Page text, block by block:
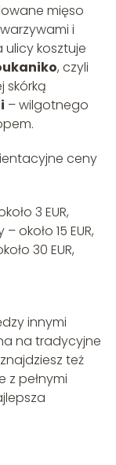
mięso
i
ulicy kosztuje
, czyli
skórką
– wilgotnego
ceny
3 EUR,
około 15 EUR,
30 EUR,
innymi
na tradycyjne
też
z pełnymi